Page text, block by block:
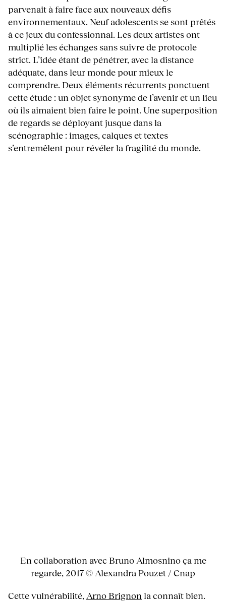
parvenait à faire face aux nouveaux défis
environnementaux. Neuf adolescents se sont prêtés
à ce jeux du confessionnal. Les deux artistes ont
multiplié les échanges sans suivre de protocole
strict. L’idée étant de pénétrer, avec la distance
adéquate, dans leur monde pour mieux le
comprendre. Deux éléments récurrents ponctuent
cette étude : un objet synonyme de l’avenir et un lieu
où ils aimaient bien faire le point. Une superposition
de regards se déployant jusque dans la
scénographie : images, calques et textes
s’entremêlent pour révéler la fragilité du monde.
En collaboration avec Bruno Almosnino ça me
regarde, 2017 © Alexandra Pouzet / Cnap
Cette vulnérabilité, Arno Brignon la connaît bien.